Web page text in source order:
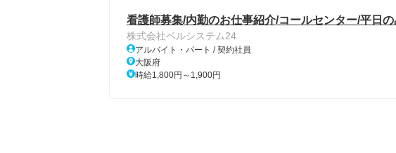
看護師募集/内勤のお仕事紹介/コールセンター/平日
株式会社ベルシステム24
アルバイト・パート / 契約社員
大阪府
時給1,800円～1,900円